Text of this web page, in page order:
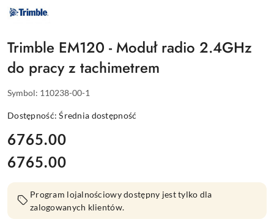
NAZWA
PRODUCENTA:
Trimble EM120 - Moduł radio 2.4GHz
do pracy z tachimetrem
Symbol: 110238-00-1
Dostępność:Średnia dostępność
cena:
6765.00
Cena:
6765.00
Program lojalnościowy dostępny jest tylko dla
zalogowanych klientów.